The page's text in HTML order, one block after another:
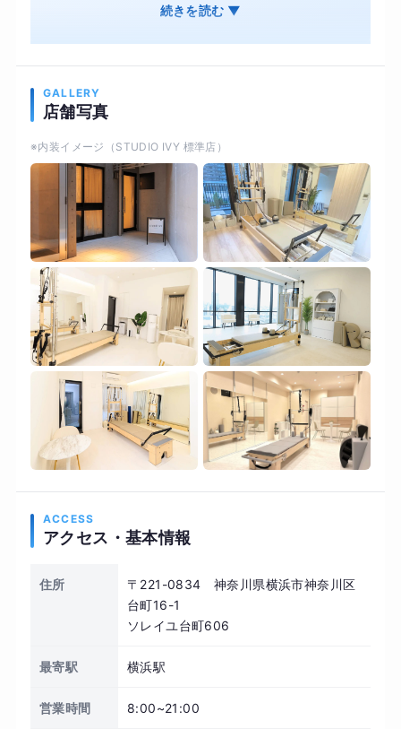
トラクターとのマンツーマンレッスンだからこ
理想のボディラインを実現！ピラティスマシン
ンナーマッスルに的確にアプローチ。 ・肩こりや
腰痛に効果的にアプローチ。猫背や反り腰といっ
た姿勢の乱れが自然と整っていきます。 ・初心者
の方でも、簡単にエクササイズ！ ⚪︎横浜エリア ⚪︎
完全プライベートスタジオ ⚪︎お子様連れ歓迎 ⚪︎シ
ャワー完備
続きを読む ▼
GALLERY
店舗写真
※内装イメージ（STUDIO IVY 標準店）
ACCESS
アクセス・基本情報
住所
〒221-0834 神奈川県横浜市神奈川区
台町16-1
ソレイユ台町606
最寄駅 横浜駅
営業時間 8:00~21:00